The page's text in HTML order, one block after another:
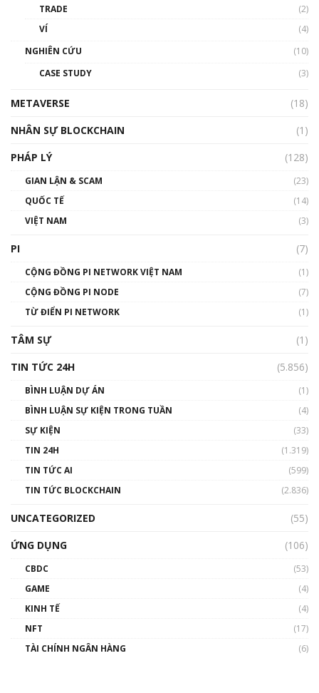
01:32:59
gió ấm
Talkshow 14: MemeCoin – Trò đùa tỷ đô
01:29:26
TRADE
(2)
VÍ
(4)
NGHIÊN CỨU
(10)
CASE STUDY
(3)
METAVERSE
(18)
NHÂN SỰ BLOCKCHAIN
(1)
PHÁP LÝ
(128)
GIAN LẬN & SCAM
(23)
QUỐC TẾ
(14)
VIỆT NAM
(3)
PI (7)
CỘNG ĐỒNG PI NETWORK VIỆT NAM
(1)
CỘNG ĐỒNG PI NODE
(7)
TỪ ĐIỂN PI NETWORK
(1)
TÂM SỰ
(1)
TIN TỨC 24H
(5.856)
BÌNH LUẬN DỰ ÁN
(1)
BÌNH LUẬN SỰ KIỆN TRONG TUẦN
(4)
SỰ KIỆN
(33)
TIN 24H
(1.319)
TIN TỨC AI
(599)
TIN TỨC BLOCKCHAIN
(2.836)
UNCATEGORIZED
(55)
ỨNG DỤNG
(106)
CBDC
(53)
GAME
(4)
KINH TẾ
(4)
NFT
(17)
TÀI CHÍNH NGÂN HÀNG
(6)